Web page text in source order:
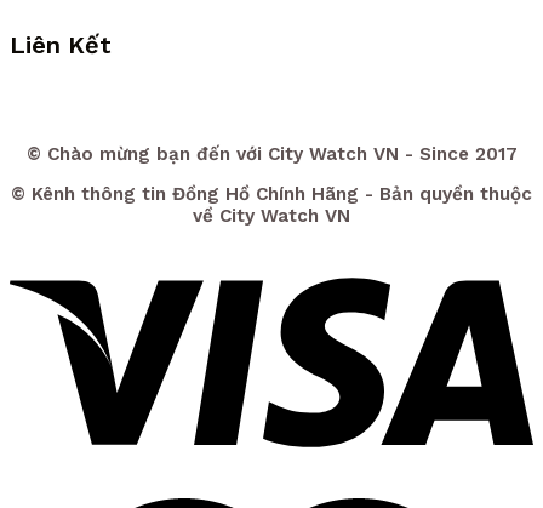
Liên Kết
© Chào mừng bạn đến với City Watch VN - Since 2017
© Kênh thông tin Đồng Hồ Chính Hãng - Bản quyền thuộc
về City Watch VN